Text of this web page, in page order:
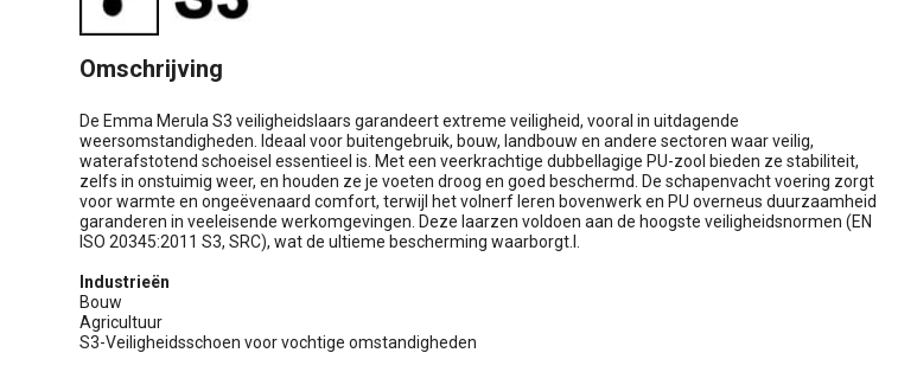
Omschrijving
De Emma Merula S3 veiligheidslaars garandeert extreme veiligheid, vooral in uitdagende
weersomstandigheden. Ideaal voor buitengebruik, bouw, landbouw en andere sectoren waar veilig,
waterafstotend schoeisel essentieel is. Met een veerkrachtige dubbellagige PU-zool bieden ze stabiliteit,
zelfs in onstuimig weer, en houden ze je voeten droog en goed beschermd. De schapenvacht voering zorgt
voor warmte en ongeëvenaard comfort, terwijl het volnerf leren bovenwerk en PU overneus duurzaamheid
garanderen in veeleisende werkomgevingen. Deze laarzen voldoen aan de hoogste veiligheidsnormen (EN
ISO 20345:2011 S3, SRC), wat de ultieme bescherming waarborgt.l.
Industrieën
Bouw
Agricultuur
S3-Veiligheidsschoen voor vochtige omstandigheden